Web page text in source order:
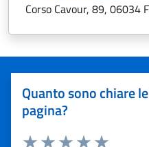
Corso Cavour, 89, 06034
Quanto sono chiare
pagina?